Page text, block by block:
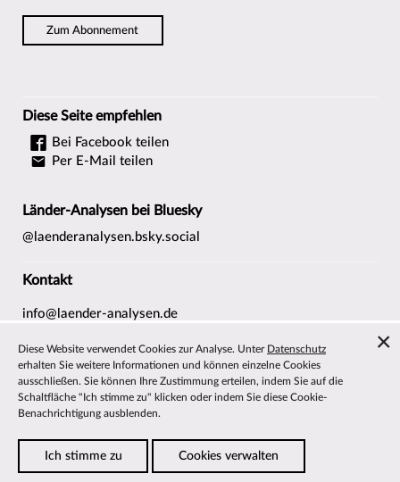
Zum Abonnement
Diese Seite empfehlen
Bei Facebook teilen
Per E-Mail teilen
Länder-Analysen bei Bluesky
@laenderanalysen.bsky.social
Kontakt
info@laender-analysen.de
Fax: 0421/218-69607
Wissenschaftliche Beiräte
Über die Länder-Analysen
Diese Website verwendet Cookies zur Analyse. Unter Datenschutz
erhalten Sie weitere Informationen und können einzelne Cookies
ausschließen. Sie können Ihre Zustimmung erteilen, indem Sie auf die
Schaltfläche "Ich stimme zu" klicken oder indem Sie diese Cookie-
Benachrichtigung ausblenden.
Ich stimme zu Cookies verwalten